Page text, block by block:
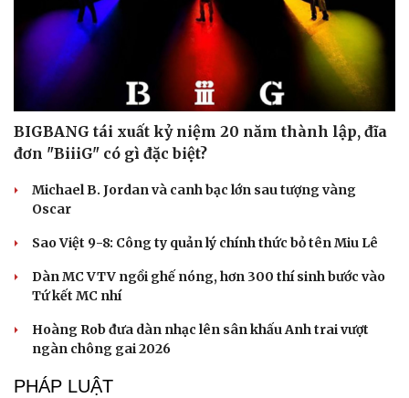
Văn hóa
Sân khấu - Điện ảnh
Văn học
Âm nhạc
Di sản
Nghệ sĩ
Thời trang
Sao Việt
BIGBANG tái xuất kỷ niệm 20 năm thành lập, đĩa
đơn "BiiiG" có gì đặc biệt?
Michael B. Jordan và canh bạc lớn sau tượng vàng
Oscar
Sao Việt 9-8: Công ty quản lý chính thức bỏ tên Miu Lê
Dàn MC VTV ngồi ghế nóng, hơn 300 thí sinh bước vào
Tứ kết MC nhí
Hoàng Rob đưa dàn nhạc lên sân khấu Anh trai vượt
ngàn chông gai 2026
PHÁP LUẬT